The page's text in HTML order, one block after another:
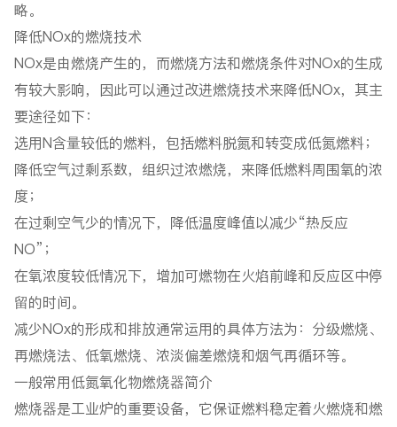
略。
降低NOx的燃烧技术
NOx是由燃烧产生的，而燃烧方法和燃烧条件对NOx的生成
有较大影响，因此可以通过改进燃烧技术来降低NOx，其主
要途径如下：
选用N含量较低的燃料，包括燃料脱氮和转变成低氮燃料；
降低空气过剩系数，组织过浓燃烧，来降低燃料周围氧的浓
度；
在过剩空气少的情况下，降低温度峰值以减少“热反应
NO”；
在氧浓度较低情况下，增加可燃物在火焰前峰和反应区中停
留的时间。
减少NOx的形成和排放通常运用的具体方法为：分级燃烧、
再燃烧法、低氧燃烧、浓淡偏差燃烧和烟气再循环等。
一般常用低氮氧化物燃烧器简介
燃烧器是工业炉的重要设备，它保证燃料稳定着火燃烧和燃